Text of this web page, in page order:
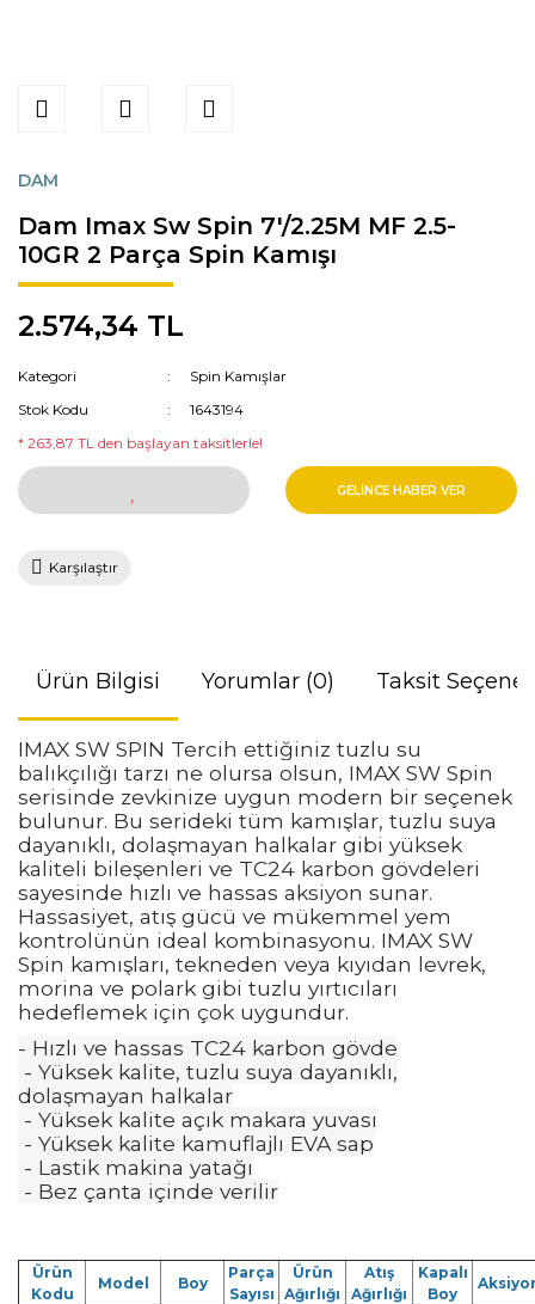
DAM
Dam Imax Sw Spin 7'/2.25M MF 2.5-
10GR 2 Parça Spin Kamışı
2.574,34 TL
Kategori
Spin Kamışlar
Stok Kodu
1643194
* 263,87 TL den başlayan taksitlerle!
GELİNCE HABER VER
Karşılaştır
Ürün Bilgisi Yorumlar (0) Taksit
IMAX SW SPIN Tercih ettiğiniz tuzlu su
balıkçılığı tarzı ne olursa olsun, IMAX SW Spin
serisinde zevkinize uygun modern bir seçenek
bulunur. Bu serideki tüm kamışlar, tuzlu suya
dayanıklı, dolaşmayan halkalar gibi yüksek
kaliteli bileşenleri ve TC24 karbon gövdeleri
sayesinde hızlı ve hassas aksiyon sunar.
Hassasiyet, atış gücü ve mükemmel yem
kontrolünün ideal kombinasyonu. IMAX SW
Spin kamışları, tekneden veya kıyıdan levrek,
morina ve polark gibi tuzlu yırtıcıları
hedeflemek için çok uygundur.
- Hızlı ve hassas TC24 karbon gövde
- Yüksek kalite, tuzlu suya dayanıklı,
dolaşmayan halkalar
- Yüksek kalite açık makara yuvası
- Yüksek kalite kamuflajlı EVA sap
- Lastik makina yatağı
- Bez çanta içinde verilir
Ürün
Kodu
Model Boy
Parça
Sayısı
Ürün
Ağırlığı
Atış
Ağırlığı
Kapalı
Boy